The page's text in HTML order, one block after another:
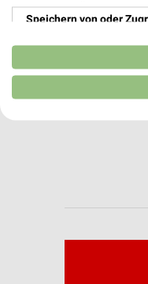
Speichern von oder
Verwendung
Erstellung von Profilen
Analyse von